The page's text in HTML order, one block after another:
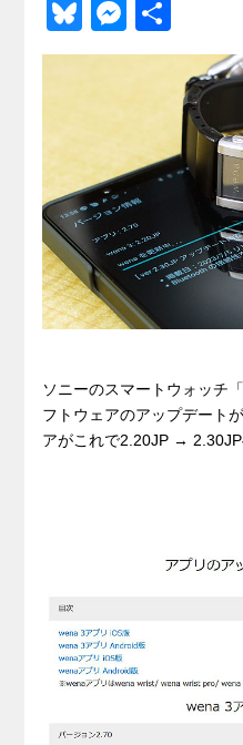
a
c
o
k
e
n
a
e
a
d
s
Bl
u
M
e
n
g
er
有
ソニーのスマートウォッチ
フトウェアのアップデート
アがこれで2.20JP → 2.30JP